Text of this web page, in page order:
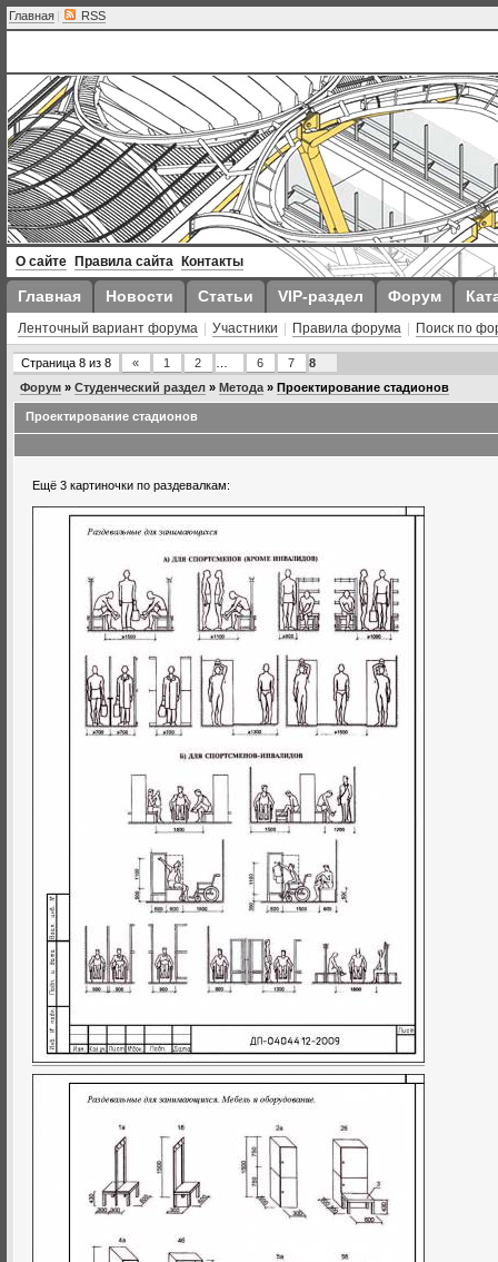
Главная | RSS
О сайте Правила сайта Контакты
Главная Новости Статьи VIP-раздел Форум
Ленточный вариант форума Участники Правила форума Поиск по
Страница 8 из 8 « 1 2 6 7
8
Форум » Студенческий раздел » Метода » Проектирование стадионов
Проектирование стадионов
Ещё 3 картиночки по раздевалкам: